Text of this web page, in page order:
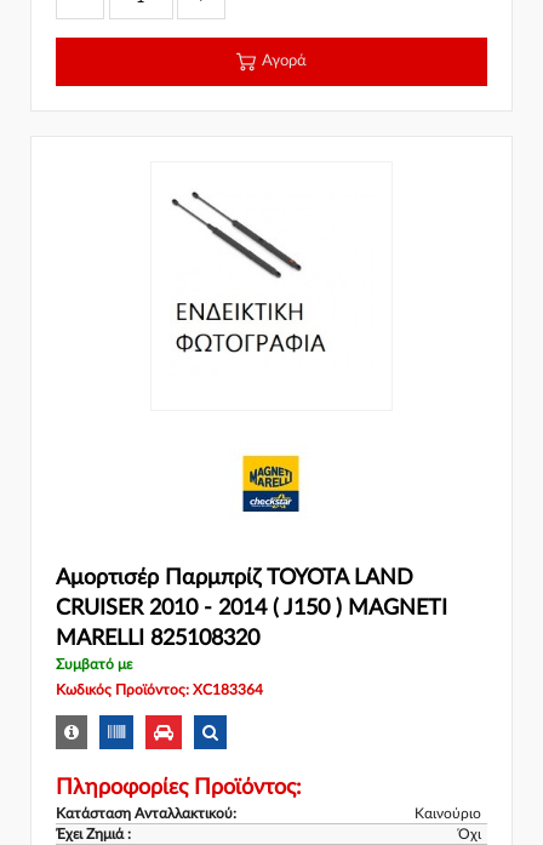
Αγορά
Αμορτισέρ Παρμπρίζ TOYOTA LAND
CRUISER 2010 - 2014 ( J150 ) MAGNETI
MARELLI 825108320
Συμβατό με
Κωδικός Προϊόντος: XC183364
Πληροφορίες Προϊόντος:
Κατάσταση Ανταλλακτικού:
Καινούριο
Έχει Ζημιά :
Όχι